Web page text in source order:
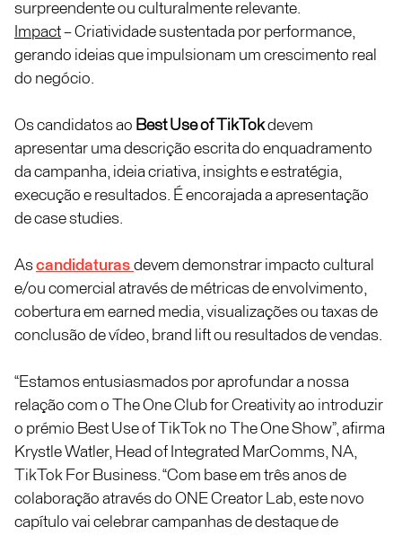
surpreendente ou culturalmente relevante.
Impact– Criatividade sustentada por performance,
gerando ideias que impulsionam um crescimento real
do negócio.
Os candidatos ao Best Use of TikTokdevem
apresentar uma descrição escrita do enquadramento
da campanha, ideia criativa, insights e estratégia,
execução e resultados. É encorajada a apresentação
de case studies.
Ascandidaturas devem demonstrar impacto cultural
e/ou comercial através de métricas de envolvimento,
cobertura em earned media, visualizações ou taxas de
conclusão de vídeo, brand lift ou resultados de vendas.
“Estamos entusiasmados por aprofundar a nossa
relação com o The One Club for Creativity ao introduzir
o prémio Best Use of TikTok no The One Show”, afirma
Krystle Watler, Head of Integrated MarComms, NA,
TikTok For Business. “Com base em três anos de
colaboração através do ONE Creator Lab, este novo
capítulo vai celebrar campanhas de destaque de